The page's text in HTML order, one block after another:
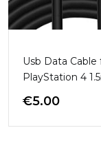
Usb Data Cable
PlayStation 4
€5.00